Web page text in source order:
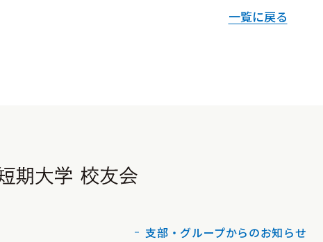
一覧に戻る
支部・グループからのお知らせ